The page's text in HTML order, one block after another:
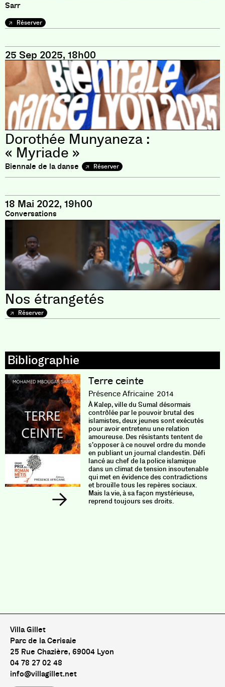
Sarr
Réserver
25 Sep 2025, 18h00
Dorothée Munyaneza :
« Myriade »
Biennale de la danse Réserver
18 Mai 2022, 19h00
Conversations
Nos étrangetés
Réserver
Terre ceinte
Présence Africaine 2014
À Kalep, ville du Sumal désormais
contrôlée par le pouvoir brutal des
islamistes, deux jeunes sont exécutés
pour avoir entretenu une relation
amoureuse. Des résistants tentent de
s’opposer à ce nouvel ordre du monde
en publiant un journal clandestin. Défi
lancé au chef de la police islamique
dans un climat de tension insoutenable
qui met en évidence des contradictions
et brouille tous les repères sociaux.
Mais la vie, à sa façon mystérieuse,
reprend toujours ses droits.
Villa Gillet
Parc de la Cerisaie
25 Rue Chazière, 69004 Lyon
04 78 27 02 48
info@villagillet.net